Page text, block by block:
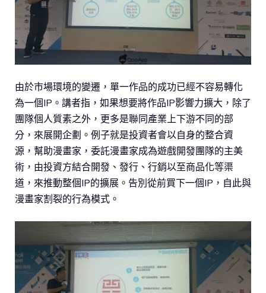
由於市場環境的變遷，單一作品的成功已經不容易轉化
為一個IP。講者指，如果想要將作品IP影響力擴大，除了
團隊個人質素之外，更多是聯同產業上下游不同的部
分，來展開企劃。例子就是投資者會以自身的整合資
源，幫助漫畫家，委託漫畫家成為遊戲開發團隊的主美
術，由投資方結合開發、發行、行銷以至商品化等渠
道，來推動整個IP的擴展。告別從前買下一個IP，自此與
漫畫家割裂的行為模式。